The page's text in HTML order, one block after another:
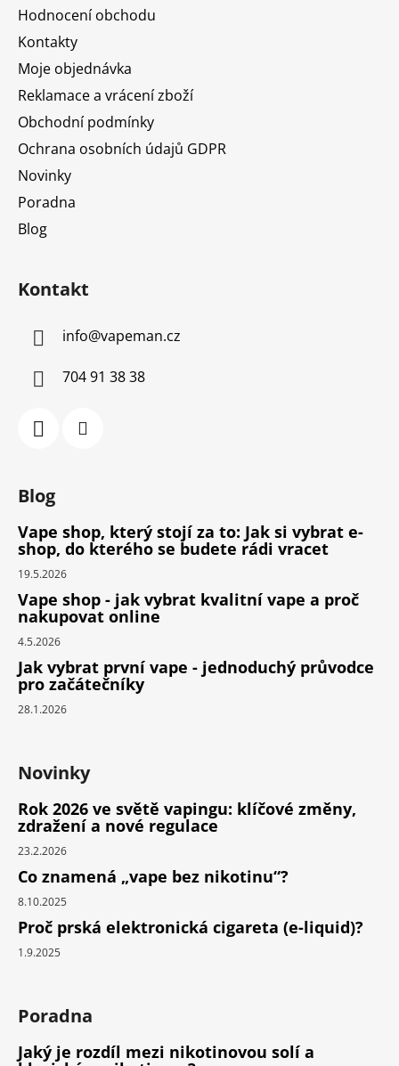
Hodnocení obchodu
Kontakty
Moje objednávka
Reklamace a vrácení zboží
Obchodní podmínky
Ochrana osobních údajů GDPR
Novinky
Poradna
Blog
Kontakt
info@vapeman.cz
704 91 38 38
Blog
Vape shop, který stojí za to: Jak si vybrat e-
shop, do kterého se budete rádi vracet
19.5.2026
Vape shop - jak vybrat kvalitní vape a proč
nakupovat online
4.5.2026
Jak vybrat první vape - jednoduchý průvodce
pro začátečníky
28.1.2026
Novinky
Rok 2026 ve světě vapingu: klíčové změny,
zdražení a nové regulace
23.2.2026
Co znamená „vape bez nikotinu“?
8.10.2025
Proč prská elektronická cigareta (e-liquid)?
1.9.2025
Poradna
Jaký je rozdíl mezi nikotinovou solí a